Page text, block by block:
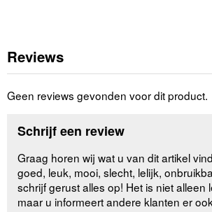
Reviews
Geen reviews gevonden voor dit product.
Schrijf een review
Graag horen wij wat u van dit artikel
goed, leuk, mooi, slecht, lelijk,
schrijf gerust alles op! Het is niet alleen
maar u informeert andere klanten er